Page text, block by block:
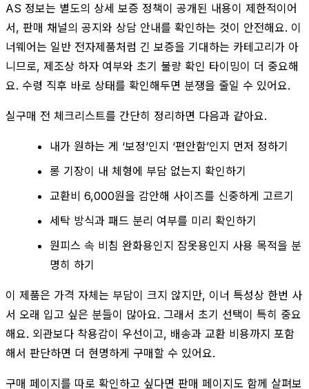
AS 정보는 별도의 상세 보증 정책이 공개된 내용이 제한적이어
서, 판매 채널의 공지와 상담 안내를 확인하는 것이 안전해요. 이
너웨어는 일반 전자제품처럼 긴 보증을 기대하는 카테고리가 아
니므로, 제조상 하자 여부와 초기 불량 확인 타이밍이 더 중요해
요. 수령 직후 바로 상태를 확인해두면 분쟁을 줄일 수 있어요.
실구매 전 체크리스트를 간단히 정리하면 다음과 같아요.
내가 원하는 게 ‘보정’인지 ‘편안함’인지 먼저 정하기
롱 기장이 내 체형에 부담 없는지 확인하기
교환비 6,000원을 감안해 사이즈를 신중하게 고르기
세탁 방식과 패드 분리 여부를 미리 확인하기
원피스 속 비침 완화용인지 잠옷용인지 사용 목적을 분
명히 하기
이 제품은 가격 자체는 부담이 크지 않지만, 이너 특성상 한번 사
서 오래 입고 싶은 분들이 많아요. 그래서 초기 선택이 특히 중요
해요. 외관보다 착용감이 우선이고, 배송과 교환 비용까지 포함
해서 판단하면 더 현명하게 구매할 수 있어요.
구매 페이지를 따로 확인하고 싶다면 판매 페이지도 함께 살펴보